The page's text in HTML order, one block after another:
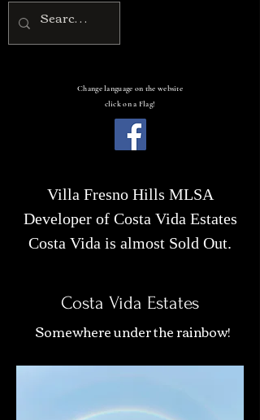
Change language on the website
click on a Flag!
Villa Fresno Hills MLSA
Developer of Costa Vida Estates
Costa Vida is almost Sold Out.
Costa Vida Estates
Somewhere under the rainbow!